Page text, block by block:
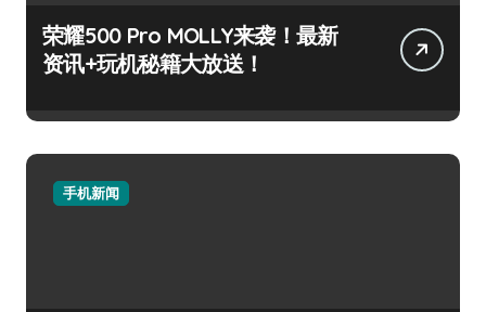
荣耀500 Pro MOLLY来袭！最新
资讯+玩机秘籍大放送！
手机新闻